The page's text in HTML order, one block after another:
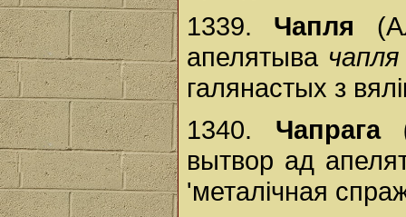
1339. Чапля
апелятыва чапля
галянастых з
1340. Чапрага
вытвор ад
'металічная